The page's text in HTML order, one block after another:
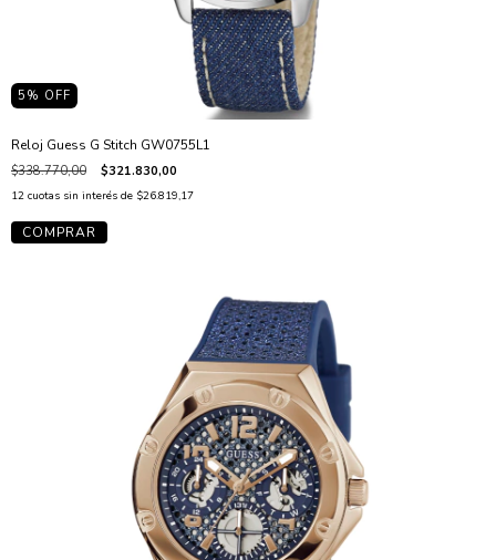
5 % OFF
Reloj Guess G Stitch GW0755L1
$338.770,00 $321.830,00
12 cuotas sin interés de $26.819,17